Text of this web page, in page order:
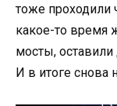
тоже проходили
какое-то время
мосты, оставили
И в итоге снова